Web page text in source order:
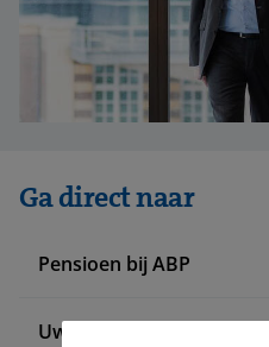
Ga direct naar
Pensioen bij ABP
Uw situatie verandert